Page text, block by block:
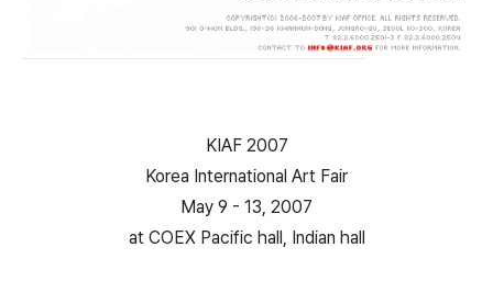
KIAF 2007
Korea International Art Fair
May 9 - 13, 2007
at COEX Pacific hall, Indian hall